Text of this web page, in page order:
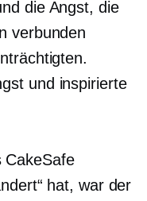
die Angst, die
verbunden
und inspirierte
CakeSafe
hat, war der